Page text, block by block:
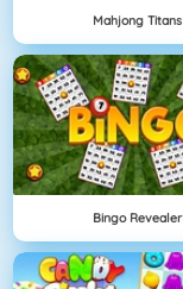
Mahjong Titans
Bingo Revealer